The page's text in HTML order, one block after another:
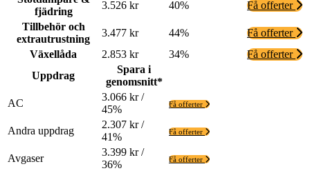
fjädring
3.526 kr 40%
Få offerter
Tillbehör och
extrautrustning
3.477 kr 44%
Få offerter
Växellåda
2.853 kr 34%
Få offerter
Uppdrag
Spara i
genomsnitt*
AC
3.066 kr /
45%
Få offerter
Andra uppdrag
2.307 kr /
41%
Få offerter
Avgaser
3.399 kr /
36%
Få offerter